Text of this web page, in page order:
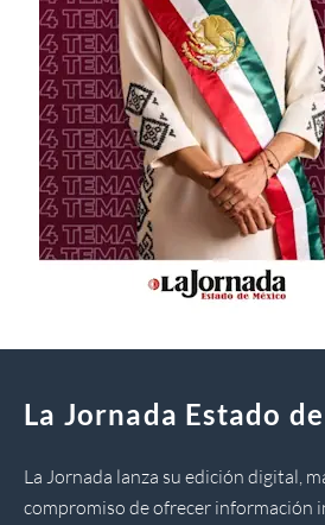
La Jornada Estado
La Jornada lanza su edición digital,
compromiso de ofrecer información